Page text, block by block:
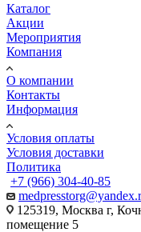
Каталог
Акции
Мероприятия
Компания
О компании
Контакты
Информация
Условия оплаты
Условия доставки
Политика
+7 (966) 304-40-85
125319, Москва г,
помещение 5